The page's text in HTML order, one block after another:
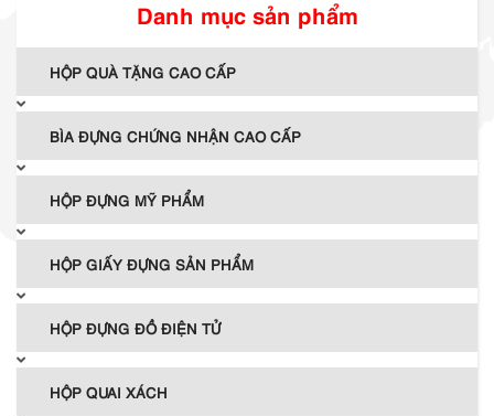
Danh mục sản phẩm
HỘP QUÀ TẶNG CAO CẤP
BÌA ĐỰNG CHỨNG NHẬN CAO CẤP
HỘP ĐỰNG MỸ PHẨM
HỘP GIẤY ĐỰNG SẢN PHẨM
HỘP ĐỰNG ĐỒ ĐIỆN TỬ
HỘP QUAI XÁCH